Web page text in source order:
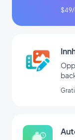
$49/